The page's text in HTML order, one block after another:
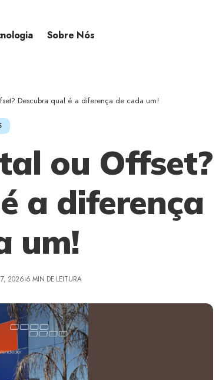
Sobre Nós
Descubra qual é a diferença de cada um!
ou Offset?
a diferença
um!
2026 6 MIN DE LEITURA